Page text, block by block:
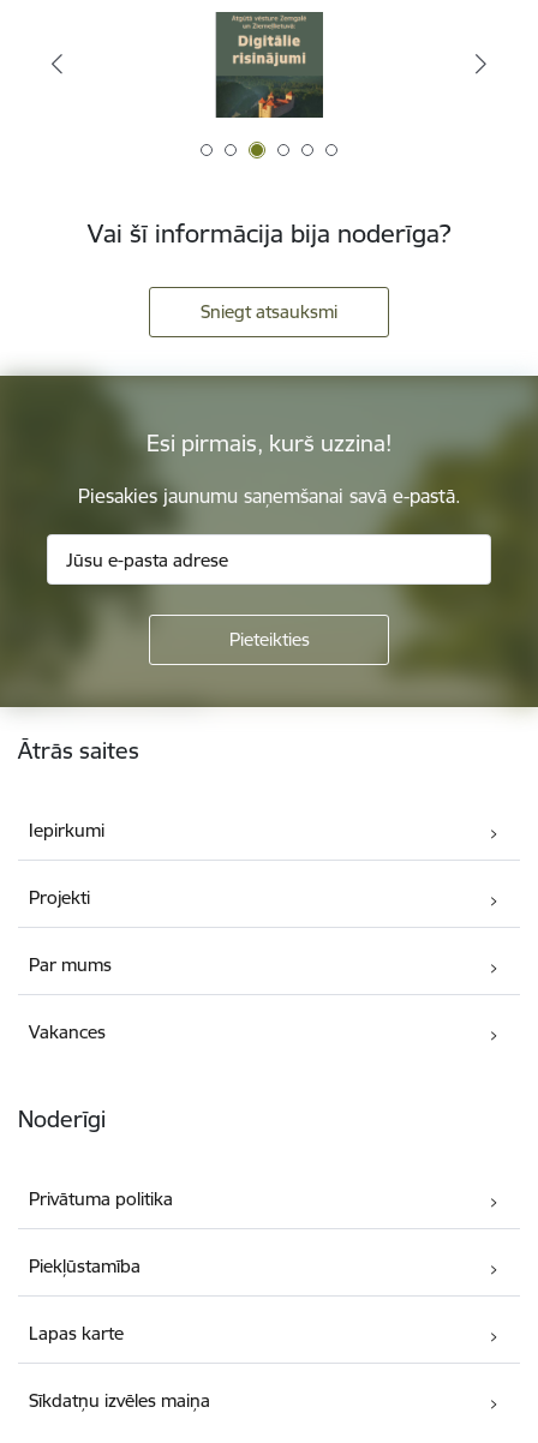
Vai šī informācija bija noderīga?
Sniegt atsauksmi
Esi pirmais, kurš uzzina!
Piesakies jaunumu saņemšanai savā e-pastā.
Kājene
Ātrās saites
Iepirkumi
Projekti
Par mums
Vakances
Noderīgi
Privātuma politika
Piekļūstamība
Lapas karte
Sīkdatņu izvēles maiņa